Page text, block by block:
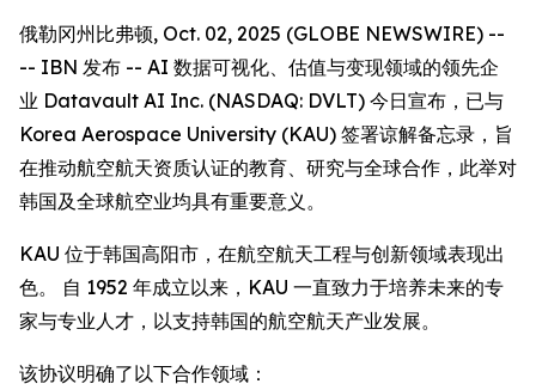
俄勒冈州比弗顿, Oct. 02, 2025 (GLOBE NEWSWIRE) --
-- IBN 发布 -- AI 数据可视化、估值与变现领域的领先企
业 Datavault AI Inc. (NASDAQ: DVLT) 今日宣布，已与
Korea Aerospace University (KAU) 签署谅解备忘录，旨
在推动航空航天资质认证的教育、研究与全球合作，此举对
韩国及全球航空业均具有重要意义。
KAU 位于韩国高阳市，在航空航天工程与创新领域表现出
色。 自 1952 年成立以来，KAU 一直致力于培养未来的专
家与专业人才，以支持韩国的航空航天产业发展。
该协议明确了以下合作领域：